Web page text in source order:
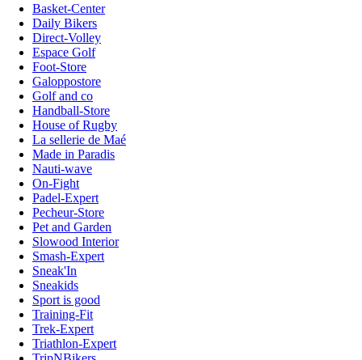
Basket-Center
Daily Bikers
Direct-Volley
Espace Golf
Foot-Store
Galoppostore
Golf and co
Handball-Store
House of Rugby
La sellerie de Maé
Made in Paradis
Nauti-wave
On-Fight
Padel-Expert
Pecheur-Store
Pet and Garden
Slowood Interior
Smash-Expert
Sneak'In
Sneakids
Sport is good
Training-Fit
Trek-Expert
Triathlon-Expert